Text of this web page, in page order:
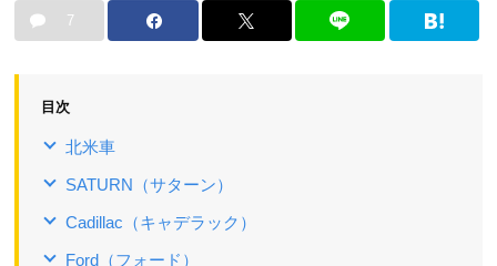
7
目次
北米車
SATURN（サターン）
Cadillac（キャデラック）
Ford（フォード）